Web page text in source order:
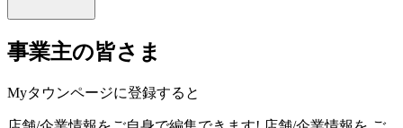
事業主の皆さま
Myタウンページに登録すると